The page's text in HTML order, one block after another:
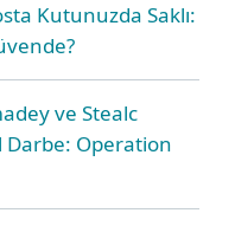
Kutunuzda Saklı:
ve Stealc
Darbe: Operation